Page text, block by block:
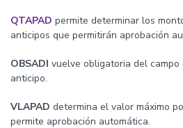
QTAPAD permite determinar los
anticipos que permitirán aprobación
OBSADI vuelve obligatoria del
anticipo.
VLAPAD determina el valor máximo
permite aprobación automática.